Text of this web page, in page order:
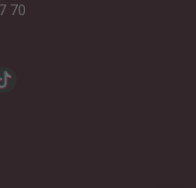
70